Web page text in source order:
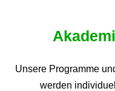
Unsere Programme
werden